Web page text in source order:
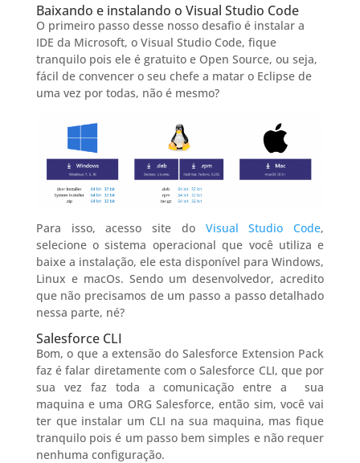
Baixando e instalando o Visual Studio Code
O primeiro passo desse nosso desafio é instalar a
IDE da Microsoft, o Visual Studio Code, fique
tranquilo pois ele é gratuito e Open Source, ou seja,
fácil de convencer o seu chefe a matar o Eclipse de
uma vez por todas, não é mesmo?
Para isso, acesso site do Visual Studio Code,
selecione o sistema operacional que você utiliza e
baixe a instalação, ele esta disponível para Windows,
Linux e macOs. Sendo um desenvolvedor, acredito
que não precisamos de um passo a passo detalhado
nessa parte, né?
Salesforce CLI
Bom, o que a extensão do Salesforce Extension Pack
faz é falar diretamente com o Salesforce CLI, que por
sua vez faz toda a comunicação entre a sua
maquina e uma ORG Salesforce, então sim, você vai
ter que instalar um CLI na sua maquina, mas fique
tranquilo pois é um passo bem simples e não requer
nenhuma configuração.